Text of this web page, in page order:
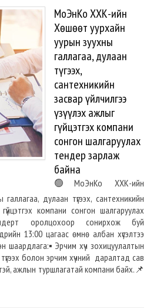
МоЭнКо ХХК-ийн
Хөшөөт уурхайн
уурын зуухны
галлагаа, дулаан
түгээх,
сантехникийн
засвар үйлчилгээ
үзүүлэх ажлыг
гүйцэтгэх компани
сонгон шалгаруулах
тендер зарлаж
байна
🟢МоЭнКо ХХК-ийн
дулаан түгээх, сантехникийн
гүйцэтгэх компани сонгон шалгаруулах
оролцохоор сонирхож буй
13:00 цагаас өмнө албан хүсэлтээ
шаардлага:▪️Эрчим хүч зохицуулалтын
болон эрчим хүчний даралтад сав
ажлын туршлагатай компани байх.📌